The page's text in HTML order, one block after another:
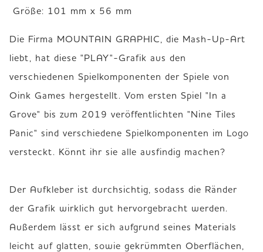
Größe: 101 mm x 56 mm
Die Firma MOUNTAIN GRAPHIC, die Mash-Up-Art
liebt, hat diese "PLAY"-Grafik aus den
verschiedenen Spielkomponenten der Spiele von
Oink Games hergestellt. Vom ersten Spiel "In a
Grove" bis zum 2019 veröffentlichten "Nine Tiles
Panic" sind verschiedene Spielkomponenten im Logo
versteckt. Könnt ihr sie alle ausfindig machen?
Der Aufkleber ist durchsichtig, sodass die Ränder
der Grafik wirklich gut hervorgebracht werden.
Außerdem lässt er sich aufgrund seines Materials
leicht auf glatten, sowie gekrümmten Oberflächen,